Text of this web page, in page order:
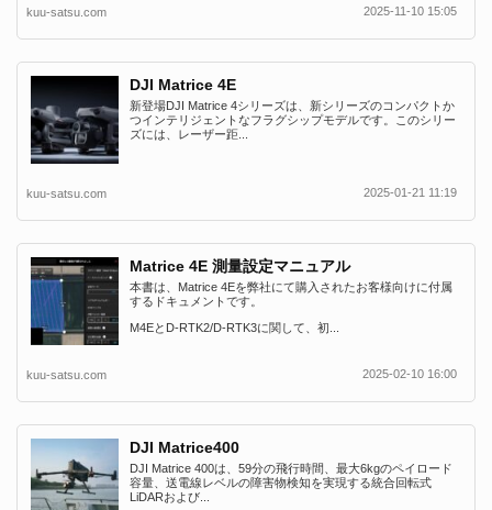
kuu-satsu.com 2025-11-10 15:05
DJI Matrice 4E
新登場DJI Matrice 4シリーズは、新シリーズのコンパクトか
つインテリジェントなフラグシップモデルです。このシリー
ズには、レーザー距...
kuu-satsu.com 2025-01-21 11:19
Matrice 4E 測量設定マニュアル
本書は、Matrice 4Eを弊社にて購入されたお客様向けに付属
するドキュメントです。
M4EとD-RTK2/D-RTK3に関して、初...
kuu-satsu.com 2025-02-10 16:00
DJI Matrice400
DJI Matrice 400は、59分の飛行時間、最大6kgのペイロード
容量、送電線レベルの障害物検知を実現する統合回転式
LiDARおよび...